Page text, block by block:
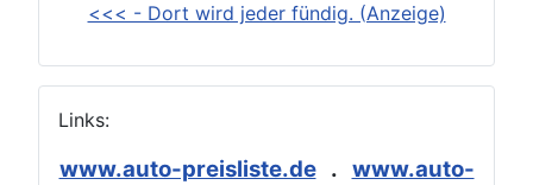
<<< - Dort wird jeder fündig. (Anzeige)
Links:
www.auto-preisliste.de. www.auto-